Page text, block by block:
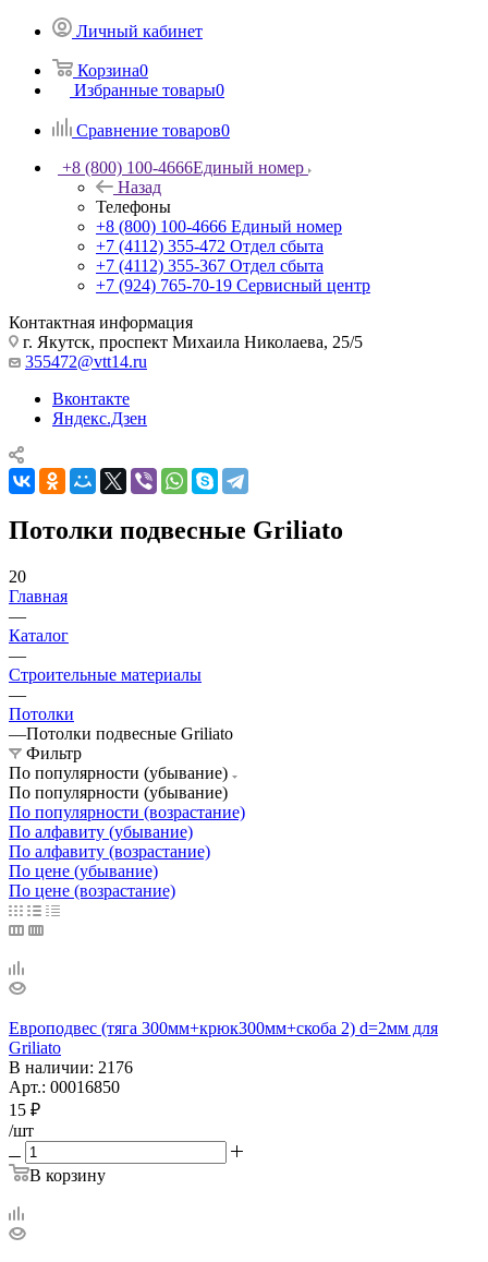
Личный кабинет
Корзина0
Избранные товары0
Сравнение товаров0
+8 (800) 100-4666Единый номер
Назад
Телефоны
+8 (800) 100-4666 Единый номер
+7 (4112) 355-472 Отдел сбыта
+7 (4112) 355-367 Отдел сбыта
+7 (924) 765-70-19 Сервисный центр
Контактная информация
г. Якутск, проспект Михаила Николаева, 25/5
355472@vtt14.ru
Вконтакте
Яндекс.Дзен
Потолки подвесные Griliato
20
Главная
—
Каталог
—
Строительные материалы
—
Потолки
—Потолки подвесные Griliato
Фильтр
По популярности (убывание)
По популярности (убывание)
По популярности (возрастание)
По алфавиту (убывание)
По алфавиту (возрастание)
По цене (убывание)
По цене (возрастание)
Европодвес (тяга 300мм+крюк300мм+скоба 2) d=2мм для
Griliato
В наличии: 2176
Арт.: 00016850
15 ₽
/шт
В корзину